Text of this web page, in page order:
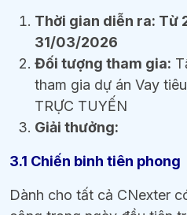
Thời gian diễn ra: Từ
31/03/2026
Đối tượng tham gia:
tham gia dự án Vay
TRỰC TUYẾN
Giải thưởng:
3.1 Chiến binh tiên phong
Dành cho tất cả CNexter